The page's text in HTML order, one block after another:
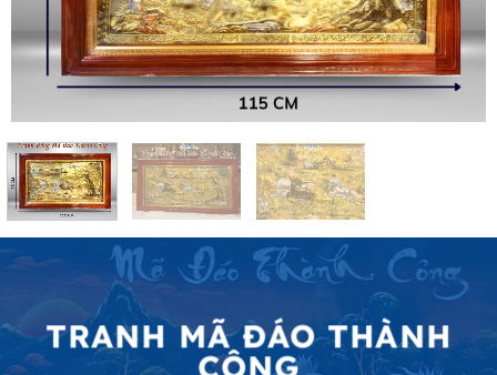
TRANH MÃ ĐÁO THÀNH
CÔNG